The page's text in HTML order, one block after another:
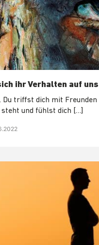
ihr Verhalten auf
Du triffst dich mit Freunden
und fühlst dich […]